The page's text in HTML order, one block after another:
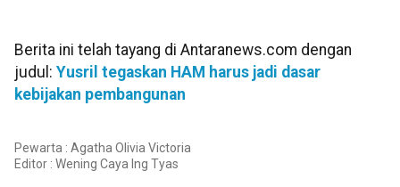
Berita ini telah tayang di Antaranews.com dengan
judul: Yusril tegaskan HAM harus jadi dasar
kebijakan pembangunan
Pewarta : Agatha Olivia Victoria
Editor : Wening Caya Ing Tyas